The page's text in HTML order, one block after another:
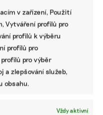
v zařízení, Použití
Vytváření profilů pro
profilů k výběru
profilů pro
pro výběr
a zlepšování služeb,
obsahu.
Vždy aktivní